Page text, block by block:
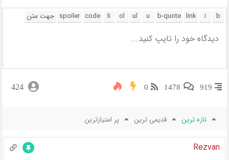
919
1478
0
424
تازه ترین قدیمی ترین پر امتیازترین
Rezvan